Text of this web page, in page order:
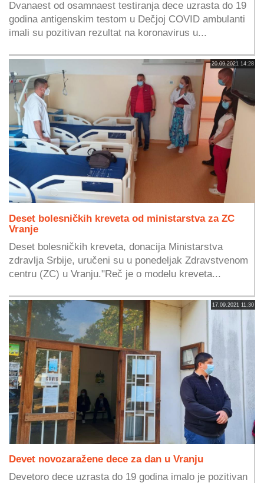
Dvanaest od osamnaest testiranja dece uzrasta do 19
godina antigenskim testom u Dečjoj COVID ambulanti
imali su pozitivan rezultat na koronavirus u...
20.09.2021 14:28
Deset bolesničkih kreveta od ministarstva za ZC
Vranje
Deset bolesničkih kreveta, donacija Ministarstva
zdravlja Srbije, uručeni su u ponedeljak Zdravstvenom
centru (ZC) u Vranju."Reč je o modelu kreveta...
17.09.2021 11:30
Devet novozaražene dece za dan u Vranju
Devetoro dece uzrasta do 19 godina imalo je pozitivan